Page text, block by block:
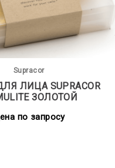
Supracor
ЛИЦА SUPRACOR
ЗОЛОТОЙ
по запросу